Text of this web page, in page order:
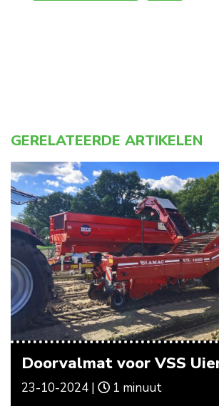
GERELATEERDE ARTIKELEN
Doorvalmat voor VSS
23-10-2024 | 1 minuut